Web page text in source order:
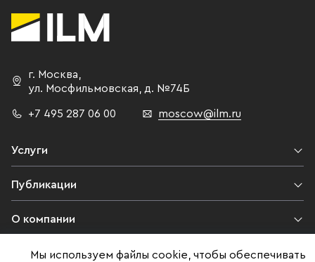
г. Москва
ул. Мосфильмовская,
д. №74Б
+7 495 287 06 00 moscow@ilm.ru
Услуги
Публикации
О компании
Контакты
Мы используем файлы cookie, чтобы обеспечивать